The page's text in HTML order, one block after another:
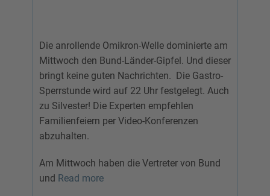
Die anrollende Omikron-Welle dominierte am
Mittwoch den Bund-Länder-Gipfel. Und dieser
bringt keine guten Nachrichten. Die Gastro-
Sperrstunde wird auf 22 Uhr festgelegt. Auch
zu Silvester! Die Experten empfehlen
Familienfeiern per Video-Konferenzen
abzuhalten.
Am Mittwoch haben die Vertreter von Bund
und Read more